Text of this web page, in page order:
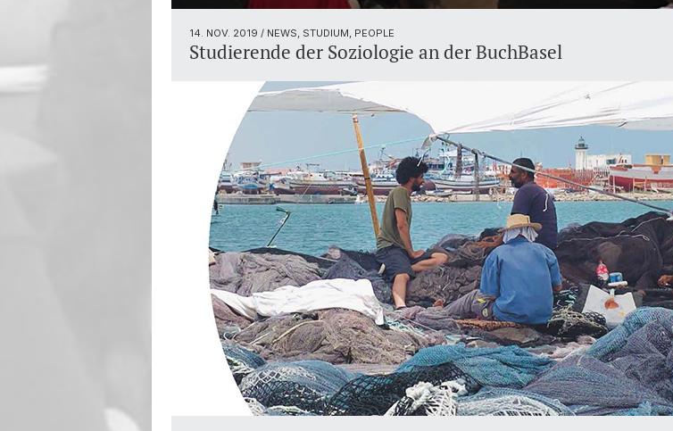
14. NOV. 2019 / NEWS, STUDIUM, PEOPLE
Studierende der Soziologie an der BuchBasel